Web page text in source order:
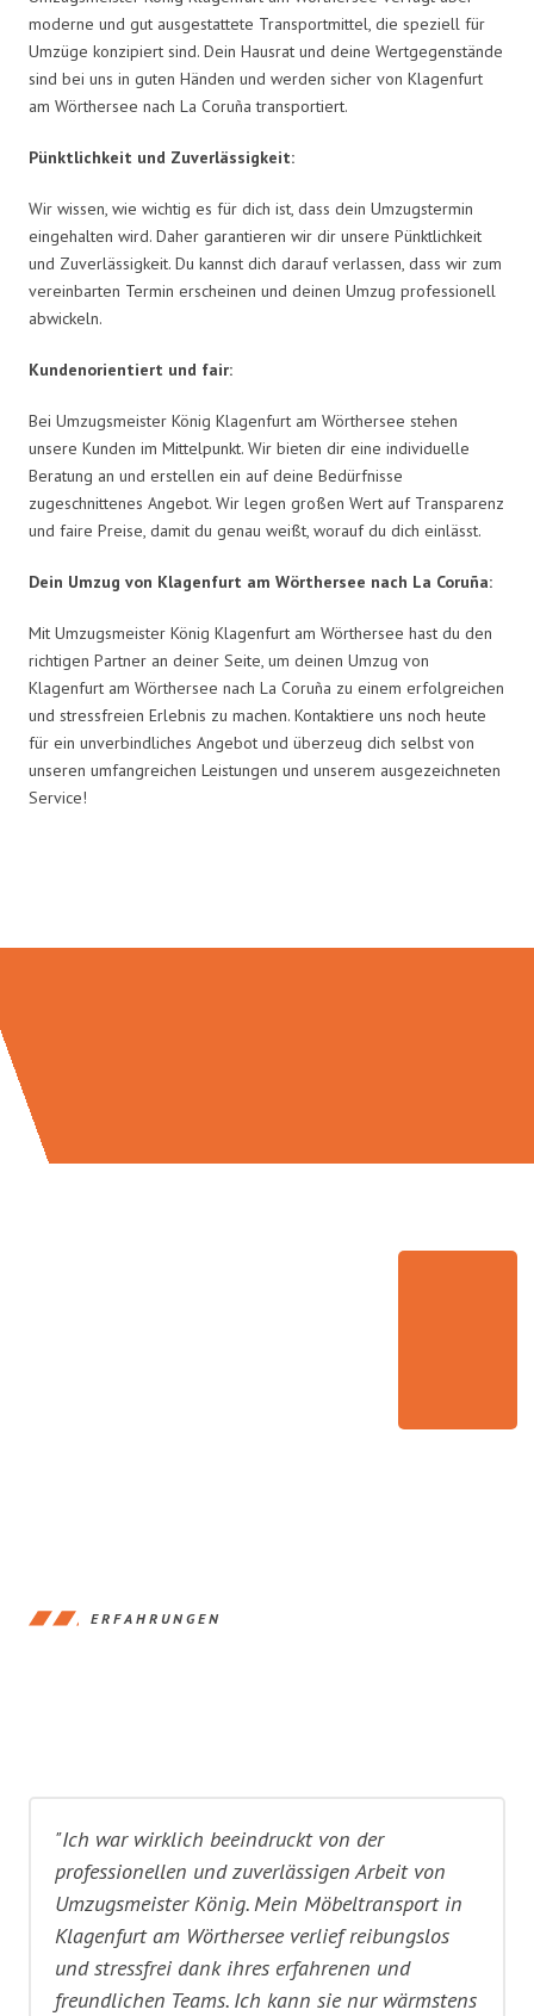
moderne und gut ausgestattete Transportmittel, die speziell für
Umzüge konzipiert sind. Dein Hausrat und deine Wertgegenstände
sind bei uns in guten Händen und werden sicher von Klagenfurt
am Wörthersee nach La Coruña transportiert.
Pünktlichkeit und Zuverlässigkeit:
Wir wissen, wie wichtig es für dich ist, dass dein Umzugstermin
eingehalten wird. Daher garantieren wir dir unsere Pünktlichkeit
und Zuverlässigkeit. Du kannst dich darauf verlassen, dass wir zum
vereinbarten Termin erscheinen und deinen Umzug professionell
abwickeln.
Kundenorientiert und fair:
Bei Umzugsmeister König Klagenfurt am Wörthersee stehen
unsere Kunden im Mittelpunkt. Wir bieten dir eine individuelle
Beratung an und erstellen ein auf deine Bedürfnisse
zugeschnittenes Angebot. Wir legen großen Wert auf Transparenz
und faire Preise, damit du genau weißt, worauf du dich einlässt.
Dein Umzug von Klagenfurt am Wörthersee nach La Coruña:
Mit Umzugsmeister König Klagenfurt am Wörthersee hast du den
richtigen Partner an deiner Seite, um deinen Umzug von
Klagenfurt am Wörthersee nach La Coruña zu einem erfolgreichen
und stressfreien Erlebnis zu machen. Kontaktiere uns noch heute
für ein unverbindliches Angebot und überzeug dich selbst von
unseren umfangreichen Leistungen und unserem ausgezeichneten
Service!
ERFAHRUNGEN
"Ich war wirklich beeindruckt von der
professionellen und zuverlässigen Arbeit von
Umzugsmeister König. Mein Möbeltransport in
Klagenfurt am Wörthersee verlief reibungslos
und stressfrei dank ihres erfahrenen und
freundlichen Teams. Ich kann sie nur wärmstens